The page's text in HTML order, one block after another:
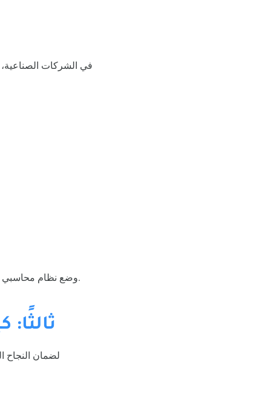
في الشركات
وضع نظام محاسبي يمكن من خلاله تحديد تكاليف كل موقع بدقة، مما يساعد في إعداد ميزانية دقيقة لكل مشروع.
لضمان